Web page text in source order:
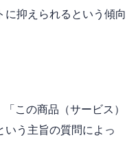
に抑えられるという傾向
この商品（サービス）
いう主旨の質問によっ